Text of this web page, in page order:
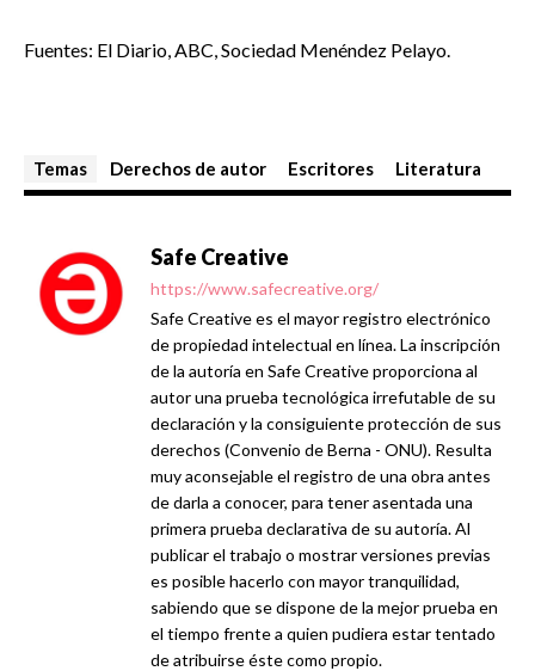
Fuentes: El Diario, ABC, Sociedad Menéndez Pelayo.
Temas Derechos de autor Escritores Literatura
Safe Creative
https://www.safecreative.org/
Safe Creative es el mayor registro electrónico
de propiedad intelectual en línea. La inscripción
de la autoría en Safe Creative proporciona al
autor una prueba tecnológica irrefutable de su
declaración y la consiguiente protección de sus
derechos (Convenio de Berna - ONU). Resulta
muy aconsejable el registro de una obra antes
de darla a conocer, para tener asentada una
primera prueba declarativa de su autoría. Al
publicar el trabajo o mostrar versiones previas
es posible hacerlo con mayor tranquilidad,
sabiendo que se dispone de la mejor prueba en
el tiempo frente a quien pudiera estar tentado
de atribuirse éste como propio.